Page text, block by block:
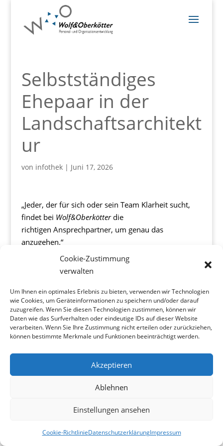
Cookie-Zustimmung
verwalten
Um Ihnen ein optimales Erlebnis zu bieten, verwenden wir Technologien
wie Cookies, um Geräteinformationen zu speichern und/oder darauf
zuzugreifen. Wenn Sie diesen Technologien zustimmen, können wir
Daten wie das Surfverhalten oder eindeutige IDs auf dieser Website
verarbeiten. Wenn Sie Ihre Zustimmung nicht erteilen oder zurückziehen,
können bestimmte Merkmale und Funktionen beeinträchtigt werden.
Akzeptieren
Ablehnen
Einstellungen ansehen
Cookie-RichtlinieDatenschutzerklärungImpressum
Selbstständiges
Ehepaar in der
Landschaftsarchitekt
ur
von infothek| Juni 17, 2026
„Jeder, der für sich oder sein Team Klarheit sucht,
findet bei Wolf&Oberkötterdie
richtigen Ansprechpartner, um genau das
anzugehen.“
Copyright©Wolf&Oberkötter